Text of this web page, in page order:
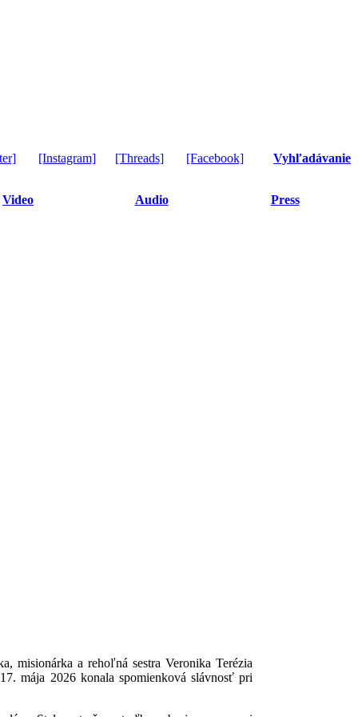
[Instagram] [Threads] [Facebook] Vyhľadávanie
Video Audio Press
misionárka a rehoľná sestra Veronika Terézia
mája 2026 konala spomienková slávnosť pri